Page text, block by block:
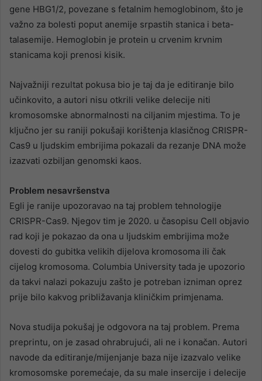
gene HBG1/2, povezane s fetalnim hemoglobinom, što je
važno za bolesti poput anemije srpastih stanica i beta-
talasemije. Hemoglobin je protein u crvenim krvnim
stanicama koji prenosi kisik.
Najvažniji rezultat pokusa bio je taj da je editiranje bilo
učinkovito, a autori nisu otkrili velike delecije niti
kromosomske abnormalnosti na ciljanim mjestima. To je
ključno jer su raniji pokušaji korištenja klasičnog CRISPR-
Cas9 u ljudskim embrijima pokazali da rezanje DNA može
izazvati ozbiljan genomski kaos.
Problem nesavršenstva
Egli je ranije upozoravao na taj problem tehnologije
CRISPR-Cas9. Njegov tim je 2020. u časopisu Cell objavio
rad koji je pokazao da ona u ljudskim embrijima može
dovesti do gubitka velikih dijelova kromosoma ili čak
cijelog kromosoma. Columbia University tada je upozorio
da takvi nalazi pokazuju zašto je potreban izniman oprez
prije bilo kakvog približavanja kliničkim primjenama.
Nova studija pokušaj je odgovora na taj problem. Prema
preprintu, on je zasad ohrabrujući, ali ne i konačan. Autori
navode da editiranje/mijenjanje baza nije izazvalo velike
kromosomske poremećaje, da su male insercije i delecije